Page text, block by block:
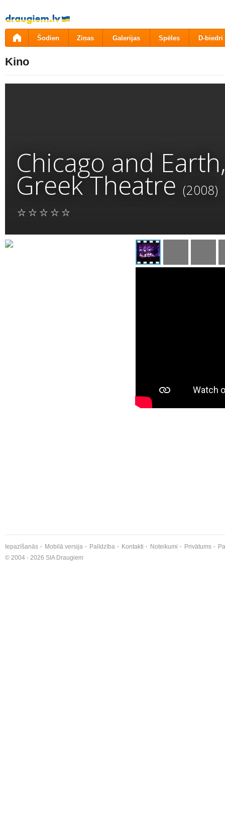
Pāriet
uz
saturu
Šodien Ziņas Galerijas Spēles D-biedri
Kino
Chicago and
Greek Theatre (2008)
Iepazīšanās Mobilā versija Palīdzība Kontakti Noteikumi Privātums
© 2004 - 2026 SIA Draugiem